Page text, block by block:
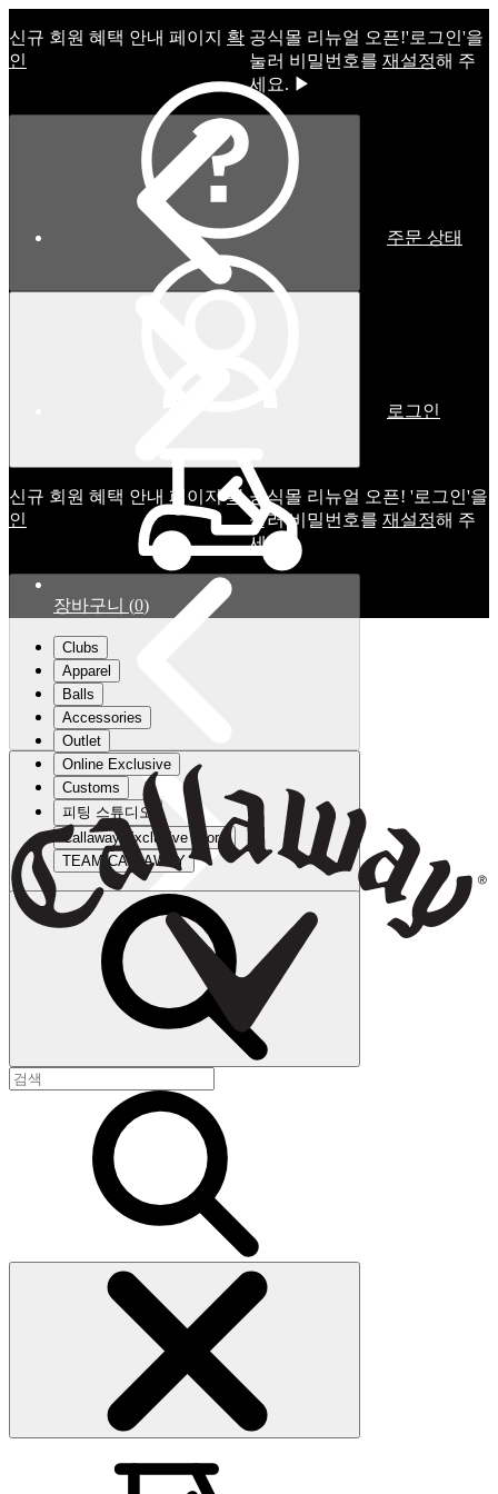
신규 회원 혜택 안내 페이지 확
인
공식몰 리뉴얼 오픈!ㅤ'로그인'을
눌러 비밀번호를 재설정해 주
세요. ▶
신규 회원 혜택 안내 페이지확
인
공식몰 리뉴얼 오픈! '로그인'을
눌러 비밀번호를 재설정해 주
세요.
주문 상태
로그인
장바구니 (0)
Clubs
Apparel
Balls
Accessories
Outlet
Online Exclusive
Customs
피팅 스튜디오
Callaway Exclusive Store
TEAM CALLAWAY